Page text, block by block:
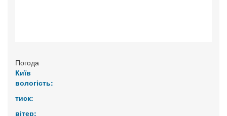
Погода
Київ
вологість:
тиск:
вітер: